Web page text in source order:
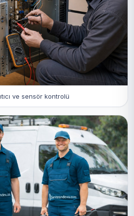
ve sensör kontrolü